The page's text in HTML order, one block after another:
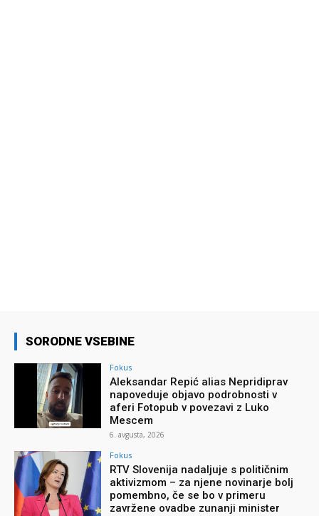
SORODNE VSEBINE
Fokus
Aleksandar Repić alias Nepridiprav
napoveduje objavo podrobnosti v
aferi Fotopub v povezavi z Luko
Mescem
6. avgusta, 2026
Fokus
RTV Slovenija nadaljuje s političnim
aktivizmom – za njene novinarje bolj
pomembno, če se bo v primeru
zavržene ovadbe zunanji minister